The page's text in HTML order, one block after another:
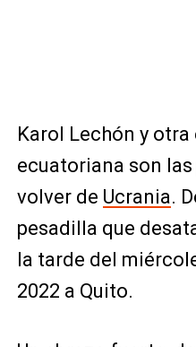
Karol Lechón y
ecuatoriana son
volver de Ucrania.
pesadilla que
la tarde del
2022 a Quito.